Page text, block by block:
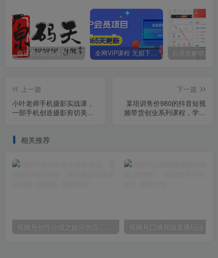
你还在到处找项目？还在当韭菜？我靠卖项目一个月收入5万+，曾经我也是个失败者。 全网VIP课程 无损下载~
上一篇
小叶老师手机摄影实战课，
一部手机创造摄影剪切美
下一篇
某培训售价980的抖音短视
频带货创业系列课程，学会
相关推荐
视频号创作分成之娱乐热点，最适合小白的赛道，每天赚点零花钱没问题【揭秘】